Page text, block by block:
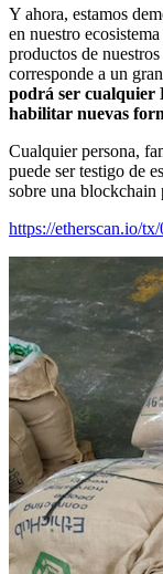
Y ahora, estamos
en nuestro
productos de
corresponde a un
podrá ser cualquier
habilitar nuevas
Cualquier persona,
puede ser testigo de
sobre una blockchain
https://etherscan.io/